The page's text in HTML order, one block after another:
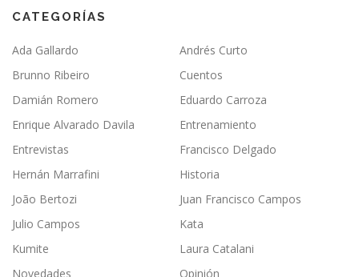
CATEGORÍAS
Ada Gallardo
Andrés Curto
Brunno Ribeiro
Cuentos
Damián Romero
Eduardo Carroza
Enrique Alvarado Davila
Entrenamiento
Entrevistas
Francisco Delgado
Hernán Marrafini
Historia
João Bertozi
Juan Francisco Campos
Julio Campos
Kata
Kumite
Laura Catalani
Novedades
Opinión